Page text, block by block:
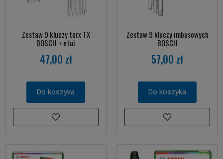
Zestaw 9 kluczy torx TX
BOSCH + etui
47,00 zł
Do koszyka
Zestaw 9 kluczy imbusowych
BOSCH
57,00 zł
Do koszyka